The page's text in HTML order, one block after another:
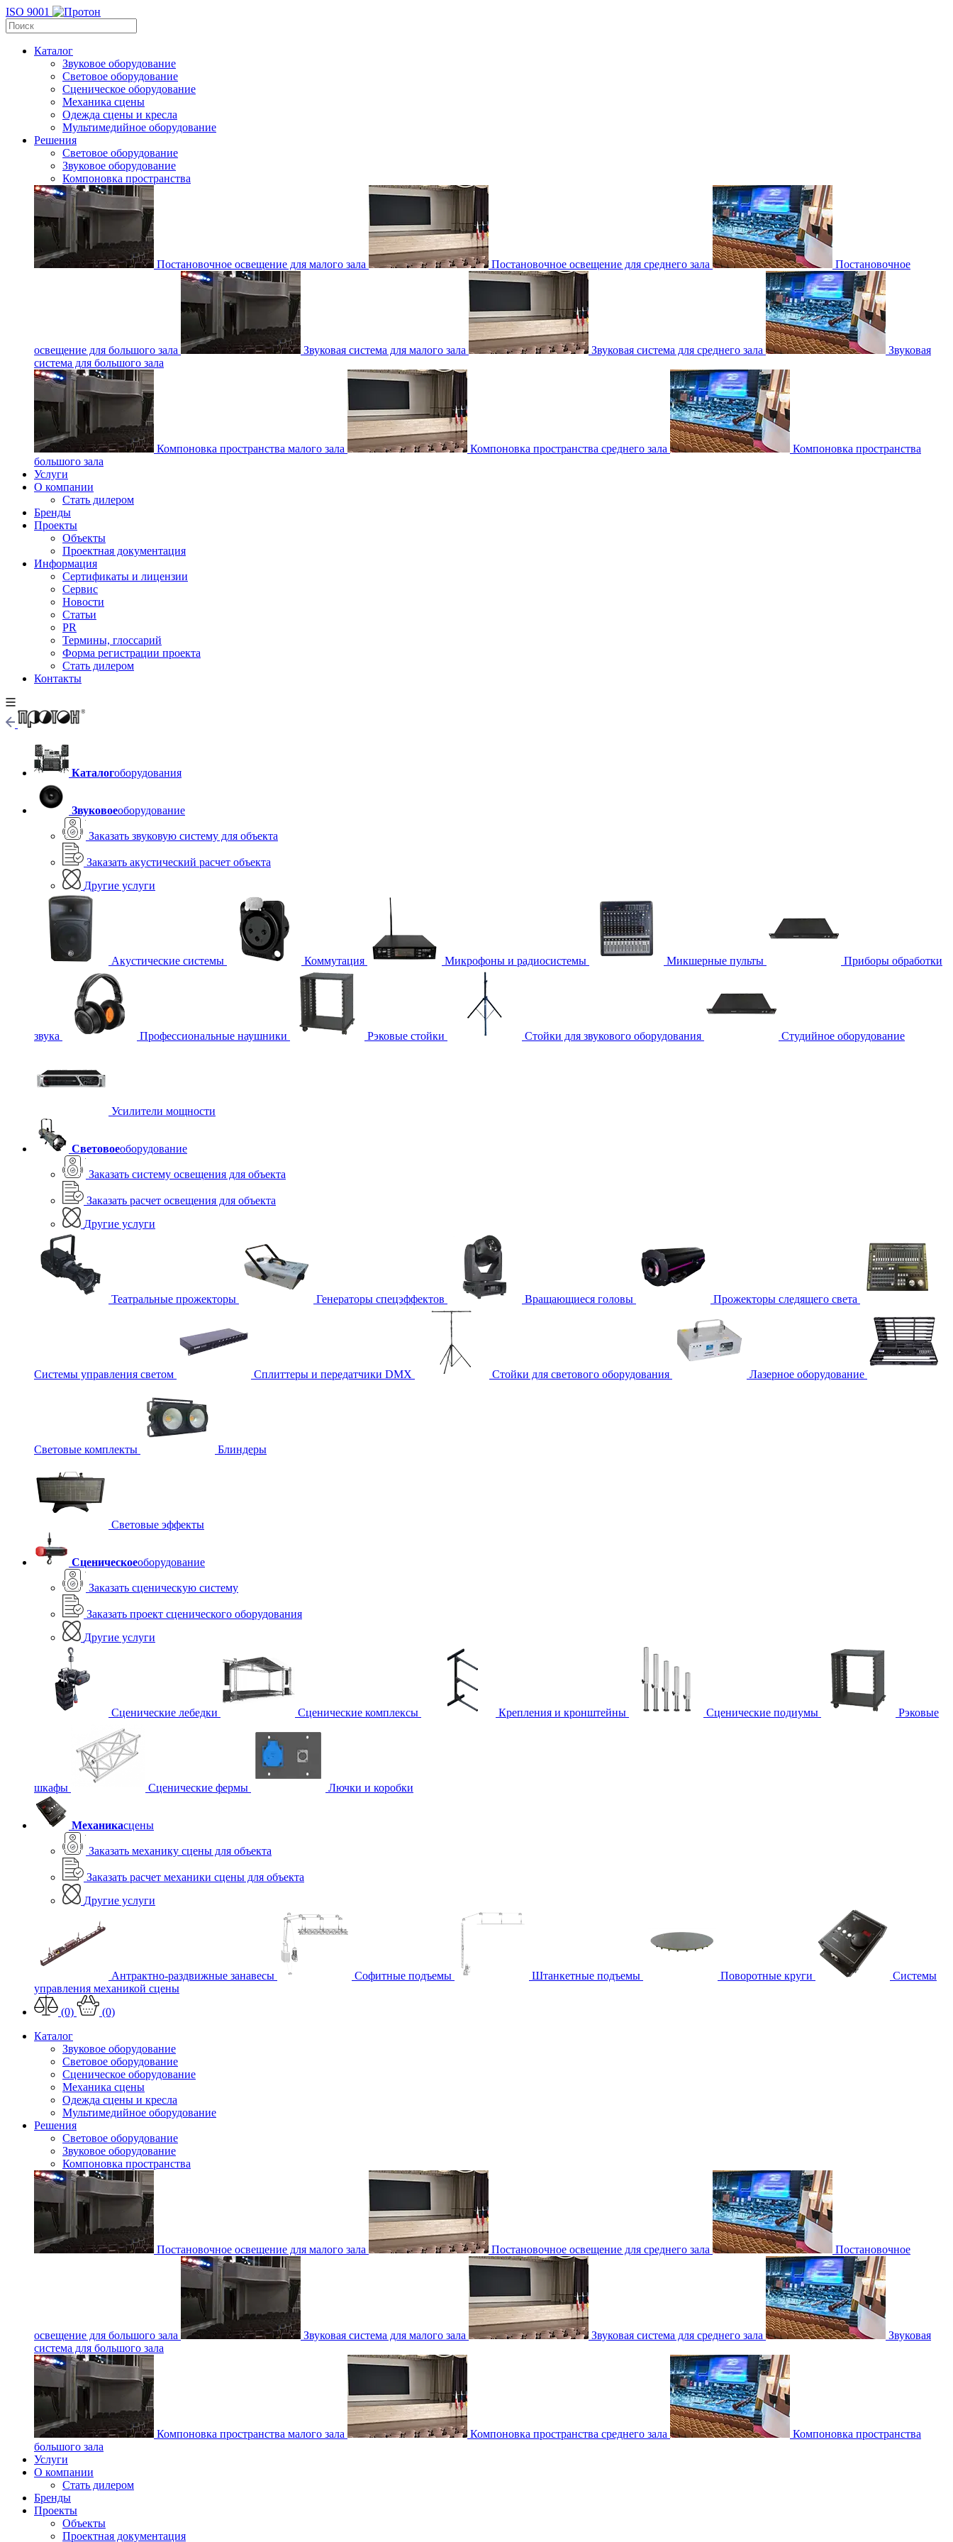
ISO 9001
Каталог
Звуковое оборудование
Световое оборудование
Сценическое оборудование
Механика сцены
Одежда сцены и кресла
Мультимедийное оборудование
Решения
Световое оборудование
Звуковое оборудование
Компоновка пространства
Постановочное освещение для малого зала Постановочное освещение для среднего зала Постановочное
освещение для большого зала Звуковая система для малого зала Звуковая система для среднего зала
Звуковая
система для большого зала
Компоновка пространства малого зала Компоновка пространства среднего зала
Компоновка пространства
большого зала
Услуги
О компании
Стать дилером
Бренды
Проекты
Объекты
Проектная документация
Информация
Сертификаты и лицензии
Сервис
Новости
Статьи
PR
Термины, глоссарий
Форма регистрации проекта
Стать дилером
Контакты
Каталогоборудования
Звуковоеоборудование
Заказать звуковую систему для объекта
Заказать акустический расчет объекта
Другие услуги
Акустические системы Коммутация Микрофоны и радиосистемы Микшерные пульты Приборы обработки
звука Профессиональные наушники Рэковые стойки Стойки для звукового оборудования Студийное оборудование
Усилители мощности
Световоеоборудование
Заказать систему освещения для объекта
Заказать расчет освещения для объекта
Другие услуги
Театральные прожекторы Генераторы спецэффектов Вращающиеся головы Прожекторы следящего света
Системы управления светом Сплиттеры и передатчики DMX Стойки для светового оборудования Лазерное оборудование
Световые комплекты Блиндеры
Световые эффекты
Сценическоеоборудование
Заказать сценическую систему
Заказать проект сценического оборудования
Другие услуги
Сценические лебедки Сценические комплексы Крепления и кронштейны Сценические подиумы Рэковые
шкафы Сценические фермы Лючки и коробки
Механикасцены
Заказать механику сцены для объекта
Заказать расчет механики сцены для объекта
Другие услуги
Антрактно-раздвижные занавесы Софитные подъемы Штанкетные подъемы Поворотные круги
Системы
управления механикой сцены
(0)
(0)
Каталог
Звуковое оборудование
Световое оборудование
Сценическое оборудование
Механика сцены
Одежда сцены и кресла
Мультимедийное оборудование
Решения
Световое оборудование
Звуковое оборудование
Компоновка пространства
Постановочное освещение для малого зала Постановочное освещение для среднего зала Постановочное
освещение для большого зала Звуковая система для малого зала Звуковая система для среднего зала
Звуковая
система для большого зала
Компоновка пространства малого зала Компоновка пространства среднего зала
Компоновка пространства
большого зала
Услуги
О компании
Стать дилером
Бренды
Проекты
Объекты
Проектная документация